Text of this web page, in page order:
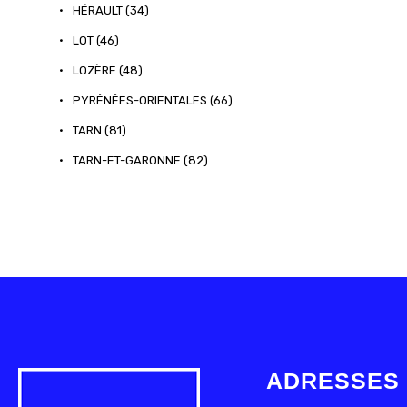
• HÉRAULT (34)
• LOT (46)
• LOZÈRE (48)
• PYRÉNÉES-ORIENTALES (66)
• TARN (81)
• TARN-ET-GARONNE (82)
ADRESSES